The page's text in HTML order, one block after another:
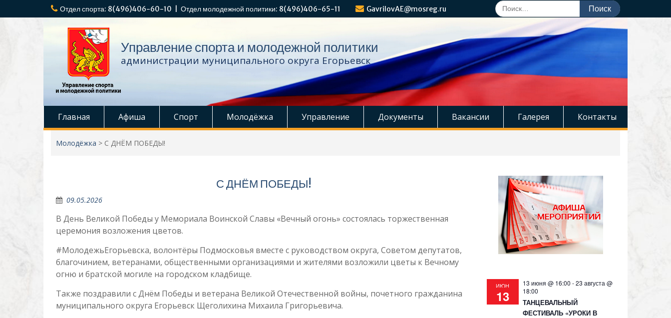
к
Отдел спорта: 8(496)406-60-10 | Отдел молодежной политики: 8(496)406-65-11 GavrilovAE@mosreg.ru
Поиск
по:
Управление спорта и молодежной политики
администрации муниципального округа Егорьевск
Главная Афиша Спорт Молодёжка Управление Документы Вакансии Галерея Контакты
Молодёжка > С ДНЁМ ПОБЕДЫ!
С ДНЁМ ПОБЕДЫ!
09.05.2026
В День Великой Победы у Мемориала Воинской Славы «Вечный огонь» состоялась торжественная
церемония возложения цветов.
#МолодежьЕгорьевска, волонтёры Подмосковья вместе с руководством округа, Советом депутатов,
благочинием, ветеранами, общественными организациями и жителями возложили цветы к Вечному
огню и братской могиле на городском кладбище.
Также поздравили с Днём Победы и ветерана Великой Отечественной войны, почетного гражданина
муниципального округа Егорьевск Щеголихина Михаила Григорьевича.
ИЮН
13
13 июня @ 16:00 -23 августа @
18:00
ТАНЦЕВАЛЬНЫЙ
ФЕСТИВАЛЬ «УРОКИ В